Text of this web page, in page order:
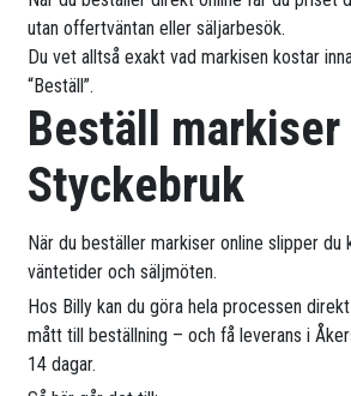
utan offertväntan eller säljarbesök.
Du vet alltså exakt vad markisen kostar
“Beställ”.
Beställ
Styckebruk
När du beställer markiser online slipper du
väntetider och säljmöten.
Hos Billy kan du göra hela processen
mått till beställning – och få leverans i
14 dagar.